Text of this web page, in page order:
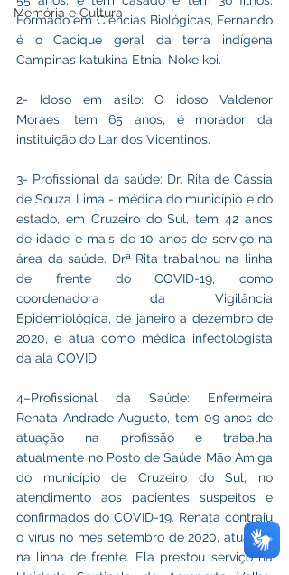
Memória e Cultura
Formado em Ciências Biológicas, Fernando
é o Cacique geral da terra indígena
Campinas katukina Etnia: Noke koi.
2- Idoso em asilo: O idoso Valdenor
Moraes, tem 65 anos, é morador da
instituição do Lar dos Vicentinos.
3- Profissional da saúde: Dr. Rita de Cássia
de Souza Lima - médica do município e do
estado, em Cruzeiro do Sul, tem 42 anos
de idade e mais de 10 anos de serviço na
área da saúde. Drª Rita trabalhou na linha
de frente do COVID-19, como
coordenadora da Vigilância
Epidemiológica, de janeiro a dezembro de
2020, e atua como médica infectologista
da ala COVID.
4–Profissional da Saúde: Enfermeira
Renata Andrade Augusto, tem 09 anos de
atuação na profissão e trabalha
atualmente no Posto de Saúde Mão Amiga
do município de Cruzeiro do Sul, no
atendimento aos pacientes suspeitos e
confirmados do COVID-19. Renata contraiu
o vírus no mês setembro de 2020, atuando
na linha de frente. Ela prestou serviço na